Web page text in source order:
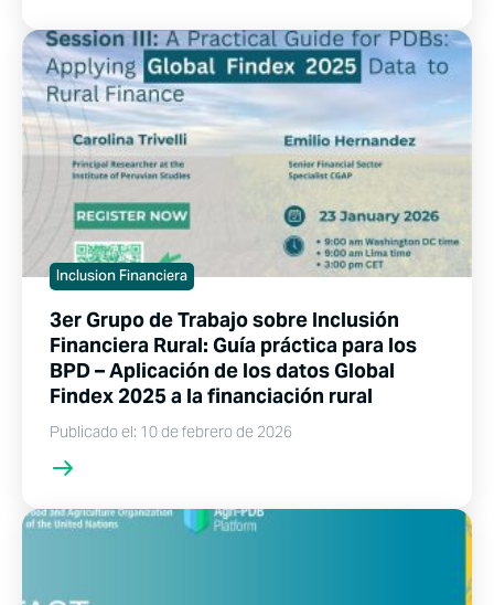
Inclusion Financiera
3er Grupo de Trabajo sobre Inclusión
Financiera Rural: Guía práctica para los
BPD – Aplicación de los datos Global
Findex 2025 a la financiación rural
Publicado el: 10 de febrero de 2026